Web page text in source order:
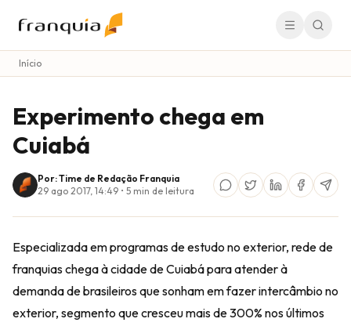
Início
Experimento chega em
Cuiabá
Por: Time de Redação Franquia
29 ago 2017, 14:49 • 5 min de leitura
Especializada em programas de estudo no exterior, rede de
franquias chega à cidade de Cuiabá para atender à
demanda de brasileiros que sonham em fazer intercâmbio no
exterior, segmento que cresceu mais de 300% nos últimos